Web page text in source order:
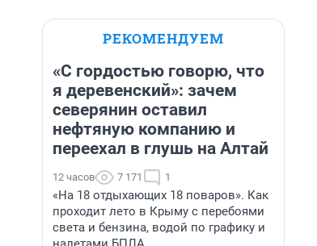
РЕКОМЕНДУЕМ
«С гордостью говорю, что
я деревенский»: зачем
северянин оставил
нефтяную компанию и
переехал в глушь на Алтай
12 часов 7 171 1
«На 18 отдыхающих 18 поваров». Как
проходит лето в Крыму с перебоями
света и бензина, водой по графику и